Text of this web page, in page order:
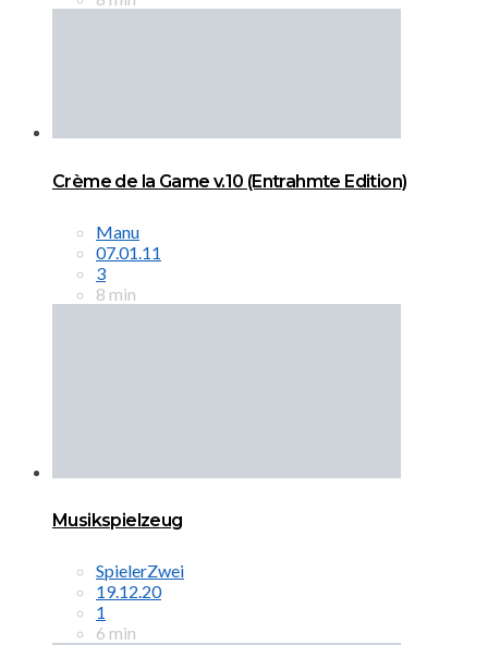
Crème de la Game v.10 (Entrahmte Edition)
Manu
07.01.11
3
8 min
Musikspielzeug
SpielerZwei
19.12.20
1
6 min